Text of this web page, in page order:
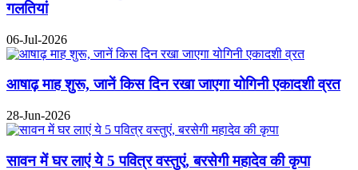
गलतियां
06-Jul-2026
आषाढ़ माह शुरू, जानें किस दिन रखा जाएगा योगिनी एकादशी व्रत
28-Jun-2026
सावन में घर लाएं ये 5 पवित्र वस्तुएं, बरसेगी महादेव की कृपा